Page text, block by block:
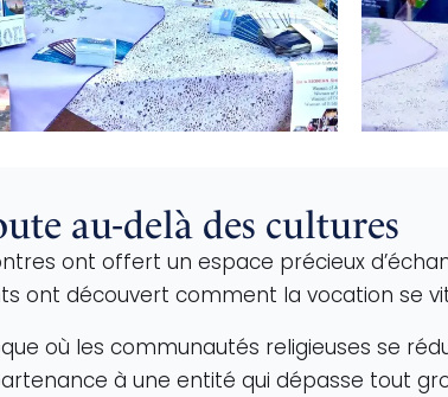
au-delà des cultures
ont offert un espace précieux
ont découvert comment la vocation se
où les communautés religieuses se
à une entité qui dépasse tout